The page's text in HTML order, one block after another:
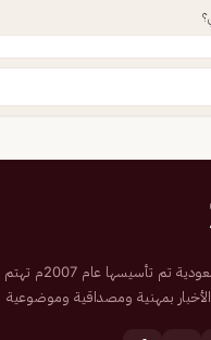
صحيفة إلكترونية
بمهنية ومصداقية وموضوعية